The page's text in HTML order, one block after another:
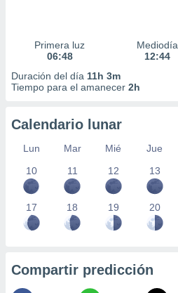
Primera luz
06:48
Mediodía
12:44
Duración del día 11h 3m
Tiempo para el amanecer 2h
Calendario lunar
Lun Mar Mié Jue
10
11 12 13
17 18 19 20
Compartir predicción